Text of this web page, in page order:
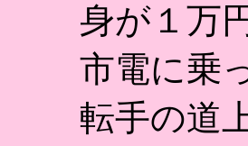
身が１万
市電に乗
転手の道